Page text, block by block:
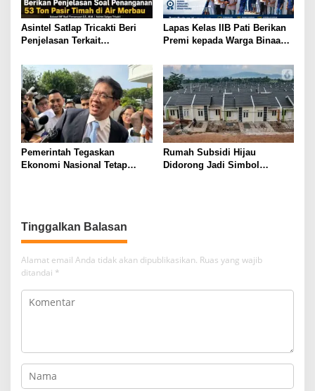
Asintel Satlap Tricakti Beri
Penjelasan Terkait
Timah di Air Merbau
Lapas Kelas IIB Pati Berikan
Premi kepada Warga Binaan
Pembinaan Kemandirian
Periode Juli 2026
Pemerintah Tegaskan
Ekonomi Nasional Tetap
Rumah Subsidi Hijau
Didorong Jadi Simbol
Tinggalkan Balasan
Alamat email Anda tidak akan dipublikasikan. Ruas yang wajib
ditandai *